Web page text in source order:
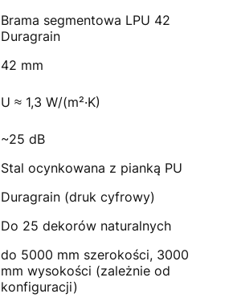
Brama segmentowa LPU 42
Duragrain
42 mm
U ≈ 1,3 W/(m²·K)
~25 dB
Stal ocynkowana z pianką PU
Duragrain (druk cyfrowy)
Do 25 dekorów naturalnych
do 5000 mm szerokości, 3000
mm wysokości (zależnie od
konfiguracji)